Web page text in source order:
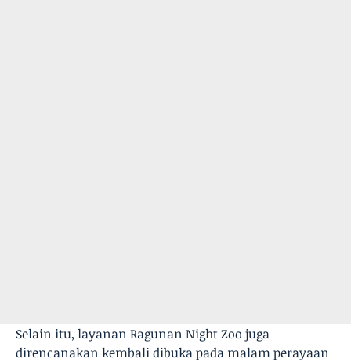
Selain itu, layanan Ragunan Night Zoo juga
direncanakan kembali dibuka pada malam perayaan